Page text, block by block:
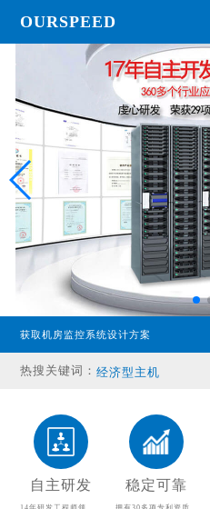
OURSPEED
获取机房监控系统设计方案
热搜关键词：经济型主机
温湿度传感器
配电监控设备
气体监控设备
其他配件产品
自主研发 稳定可靠